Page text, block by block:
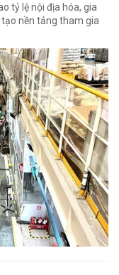
tỷ lệ nội địa hóa, gia
nền tảng tham gia